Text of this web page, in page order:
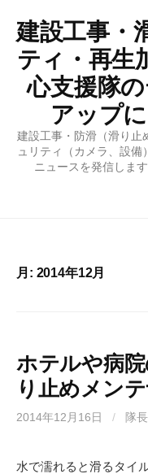
建設工事・
ティ・再生
心支援隊
アップ
建設工事・防滑（滑り止
ュリティ（カメラ、設
ニュースを発信しま
月: 2014年12月
ホテルや病
り止めメン
2014年12月16日 / 隊長
水で濡れると滑るタイ